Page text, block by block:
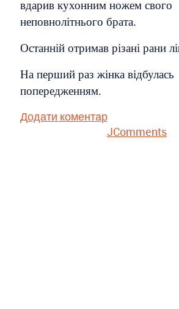
вдарив кухонним ножем свого
неповнолітнього брата.
Останній отримав різані рани
На перший раз жінка відбулась
попередженням.
Додати коментар
JComments